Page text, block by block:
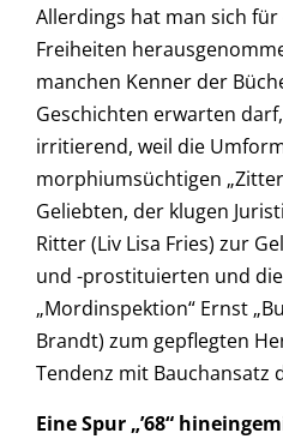
Allerdings hat man sich
Freiheiten
manchen Kenner der
Geschichten erwarten
irritierend, weil die
morphiumsüchtigen
Geliebten, der klugen
Ritter (Liv Lisa Fries) zur
und -prostituierten und
„Mordinspektion“ Ernst
Brandt) zum gepflegten
Tendenz mit Bauchansatz
Eine Spur „’68“